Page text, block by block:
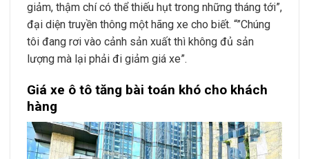
giảm, thậm chí có thể thiếu hụt trong những tháng tới”,
đại diện truyền thông một hãng xe cho biết. “”Chúng
tôi đang rơi vào cảnh sản xuất thì không đủ sản
lượng mà lại phải đi giảm giá xe”.
Giá xe ô tô tăng bài toán khó cho khách
hàng